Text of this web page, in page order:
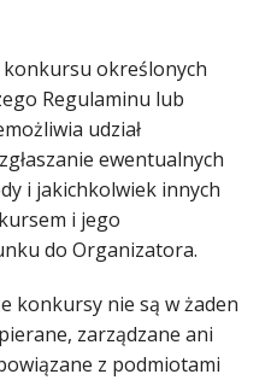
konkursu określonych
Regulaminu lub
udział
ewentualnych
i jakichkolwiek innych
i jego
do Organizatora.
konkursy nie są w żaden
zarządzane ani
z podmiotami